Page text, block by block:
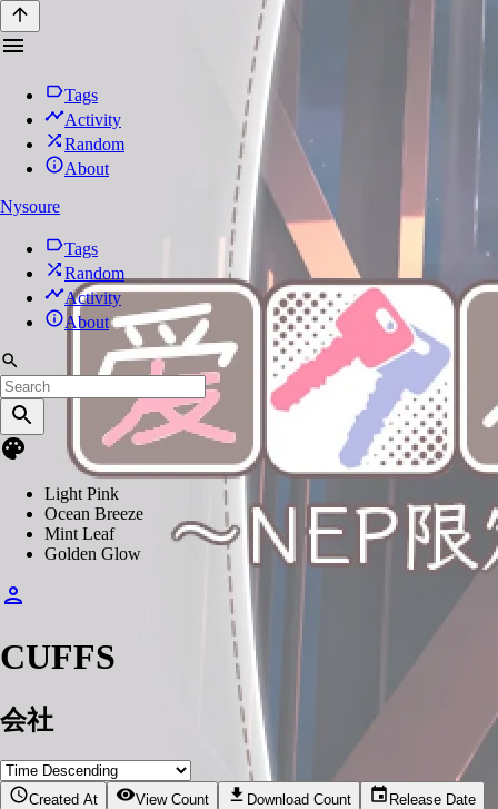
Tags
Activity
Random
About
Nysoure
Tags
Random
Activity
About
Light Pink
Ocean Breeze
Mint Leaf
Golden Glow
CUFFS
会社
Created At View Count Download Count
Release Date